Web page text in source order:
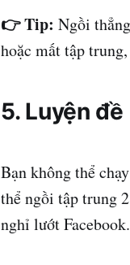
👉 Tip: Ngồi
hoặc mất tập
5. Luyện
Bạn không thể
thể ngồi tập trung
nghỉ lướt Facebook.